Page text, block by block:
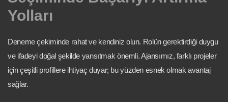
Yolları
Deneme çekiminde rahat ve kendiniz olun. Rolün gerektirdiği duygu
ve ifadeyi doğal şekilde yansıtmak önemli. Ajansımız, farklı projeler
için çeşitli profillere ihtiyaç duyar; bu yüzden esnek olmak avantaj
sağlar.